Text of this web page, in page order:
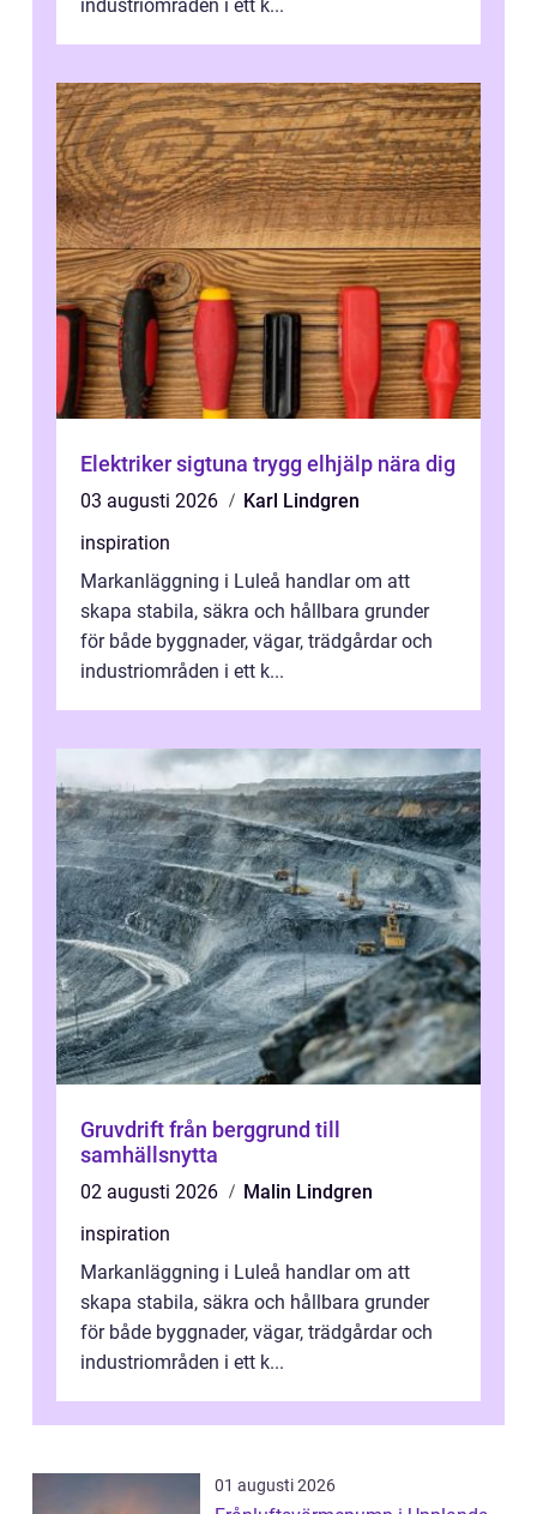
industriområden i ett k...
Elektriker sigtuna trygg elhjälp nära dig
03 augusti 2026
Karl Lindgren
inspiration
Markanläggning i Luleå handlar om att
skapa stabila, säkra och hållbara grunder
för både byggnader, vägar, trädgårdar och
industriområden i ett k...
Gruvdrift från berggrund till
samhällsnytta
02 augusti 2026
Malin Lindgren
inspiration
Markanläggning i Luleå handlar om att
skapa stabila, säkra och hållbara grunder
för både byggnader, vägar, trädgårdar och
industriområden i ett k...
01 augusti 2026